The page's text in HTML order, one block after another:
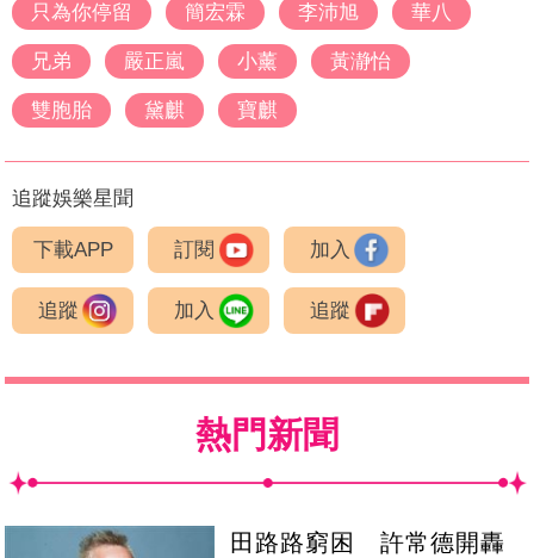
只為你停留
簡宏霖 李沛旭 華八
兄弟 嚴正嵐 小薰 黃瀞怡
雙胞胎 黛麒 寶麒
追蹤娛樂星聞
下載APP 訂閱 加入
追蹤 加入 追蹤
熱門新聞
田路路窮困 許常德開轟